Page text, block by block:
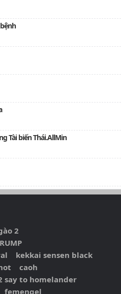
Tài biến Thái.AllMin
2
kekkai sensen black
caoh
say to homelander
femengel